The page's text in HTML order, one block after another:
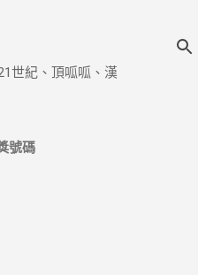
世紀、頂呱呱、漢
號碼